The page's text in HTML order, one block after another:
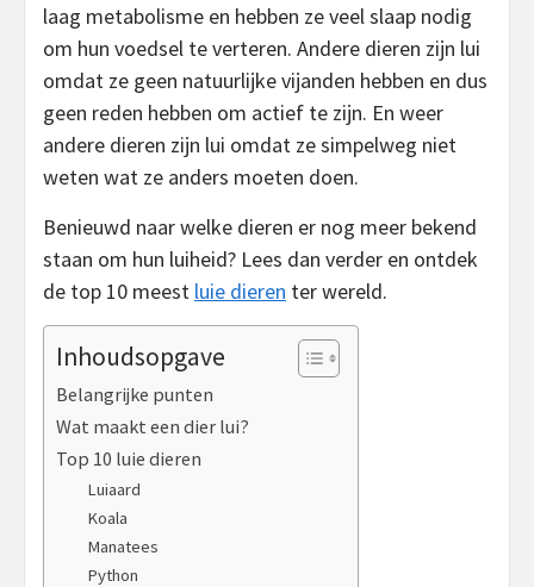
laag metabolisme en hebben ze veel slaap nodig
om hun voedsel te verteren. Andere dieren zijn lui
omdat ze geen natuurlijke vijanden hebben en dus
geen reden hebben om actief te zijn. En weer
andere dieren zijn lui omdat ze simpelweg niet
weten wat ze anders moeten doen.
Benieuwd naar welke dieren er nog meer bekend
staan om hun luiheid? Lees dan verder en ontdek
de top 10 meest luie dieren ter wereld.
Inhoudsopgave
Belangrijke punten
Wat maakt een dier lui?
Top 10 luie dieren
Luiaard
Koala
Manatees
Python